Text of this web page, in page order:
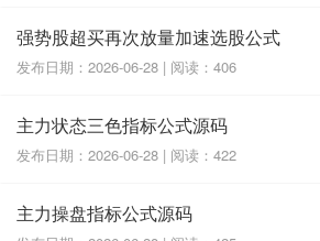
强势股超买再次放量加速选股公式
发布日期：2026-06-28 | 阅读：406
主力状态三色指标公式源码
发布日期：2026-06-28 | 阅读：422
主力操盘指标公式源码